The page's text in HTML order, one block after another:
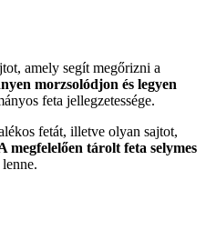
amely segít megőrizni a
morzsolódjon és legyen
feta jellegzetessége.
fetát, illetve olyan sajtot,
megfelelően tárolt feta selymes